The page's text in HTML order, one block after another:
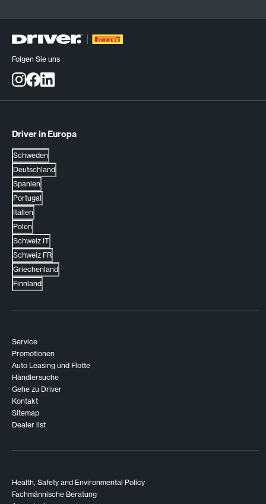
Folgen Sie uns
Driver in Europa
Schweden
Deutschland
Spanien
Portugal
Italien
Polen
Schweiz IT
Schweiz FR
Griechenland
Finnland
Service
Promotionen
Auto Leasing und Flotte
Händlersuche
Gehe zu Driver
Kontakt
Sitemap
Dealer list
Health, Safety and Environmental Policy
Fachmännische Beratung